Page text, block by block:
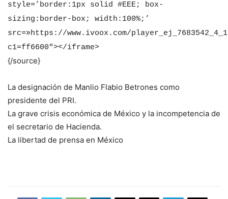
style=’border:1px solid #EEE; box-
sizing:border-box; width:100%;’
src=»https://www.ivoox.com/
c1=ff6600″></iframe>
{/source}
La designación de Manlio Flabio Betrones como
presidente del PRI.
La grave crisis económica de México y la incompetencia de
el secretario de Hacienda.
La libertad de prensa en México